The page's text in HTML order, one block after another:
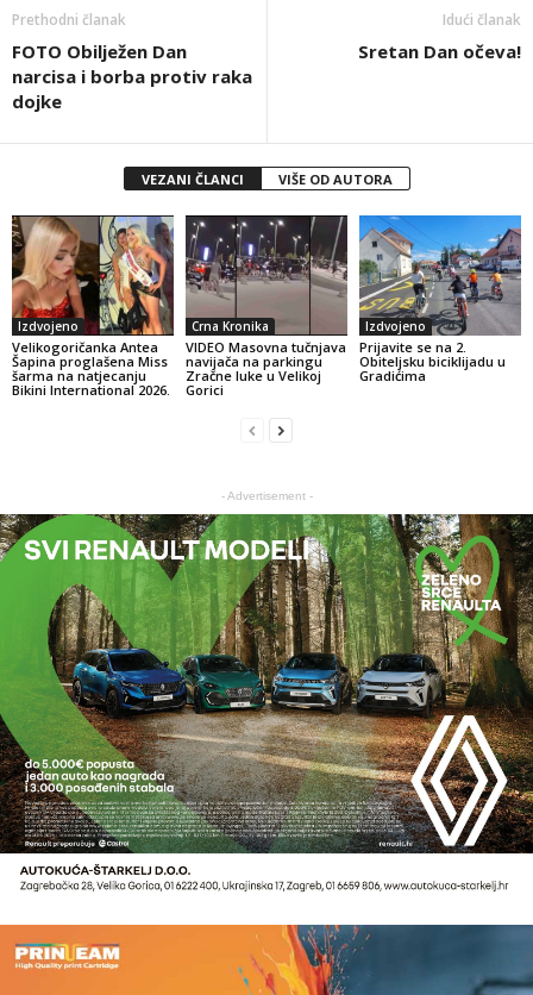
Prethodni članak
FOTO Obilježen Dan
narcisa i borba protiv raka
dojke
Idući članak
Sretan Dan očeva!
VEZANI ČLANCI VIŠE OD AUTORA
Izdvojeno
Velikogoričanka Antea
Šapina proglašena Miss
šarma na natjecanju
Bikini International 2026.
Crna Kronika
VIDEO Masovna tučnjava
navijača na parkingu
Zračne luke u Velikoj
Gorici
Izdvojeno
Prijavite se na 2.
Obiteljsku biciklijadu u
Gradićima
- Advertisement -